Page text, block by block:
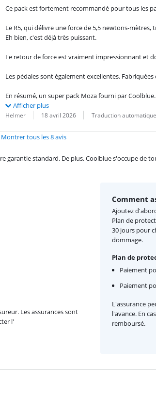
Ce pack est fortement recommandé pour tous les
Le R5, qui délivre une force de 5,5 newtons-
Eh bien, c'est déjà très puissant.
Le retour de force est vraiment impressionnant et
Les pédales sont également excellentes.
En résumé, un super pack Moza fourni par Coolblue.
Afficher plus
par :
Helmer
: 18 avril 2026
: Traduction
Montrer tous les 8 avis
standard. De plus, Coolblue s'occupe de
Les assurances sont
l'
Comment
Ajoutez
Plan de
30 jours pour
dommage.
Plan de
Paiement
Paiement
L'assurance
l'avance. En
remboursé.